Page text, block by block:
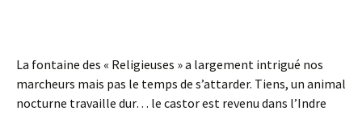
La fontaine des « Religieuses » a largement intrigué nos
marcheurs mais pas le temps de s’attarder. Tiens, un animal
nocturne travaille dur… le castor est revenu dans l’Indre